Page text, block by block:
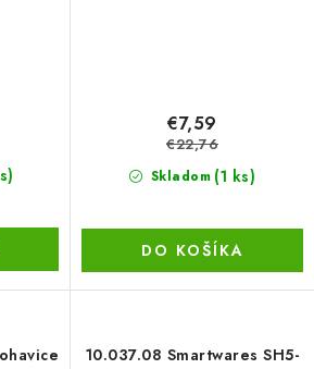
Skladom (1 ks)
€7,59
€22,76
DO KOŠÍKA
10.037.08 Smartwares SH5-